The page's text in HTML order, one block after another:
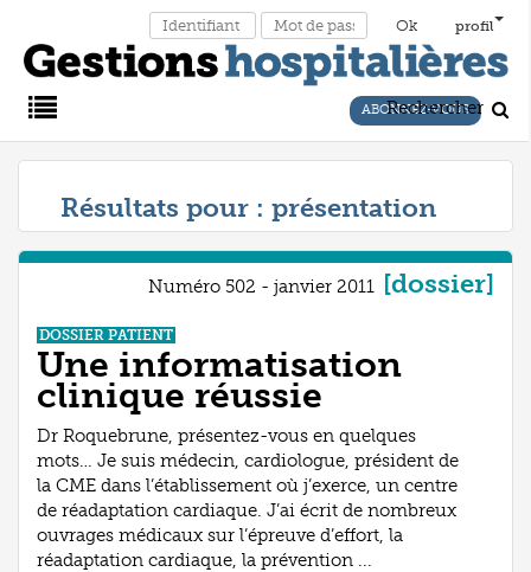
profil
Main
Menu
ABONNEZ-VOUS
Rechercher
Résultats pour : présentation
Numéro 502 - janvier 2011 [dossier]
DOSSIER PATIENT
Une informatisation
clinique réussie
Dr Roquebrune, présentez-vous en quelques
mots… Je suis médecin, cardiologue, président de
la CME dans l’établissement où j’exerce, un centre
de réadaptation cardiaque. J’ai écrit de nombreux
ouvrages médicaux sur l’épreuve d’effort, la
réadaptation cardiaque, la prévention ...